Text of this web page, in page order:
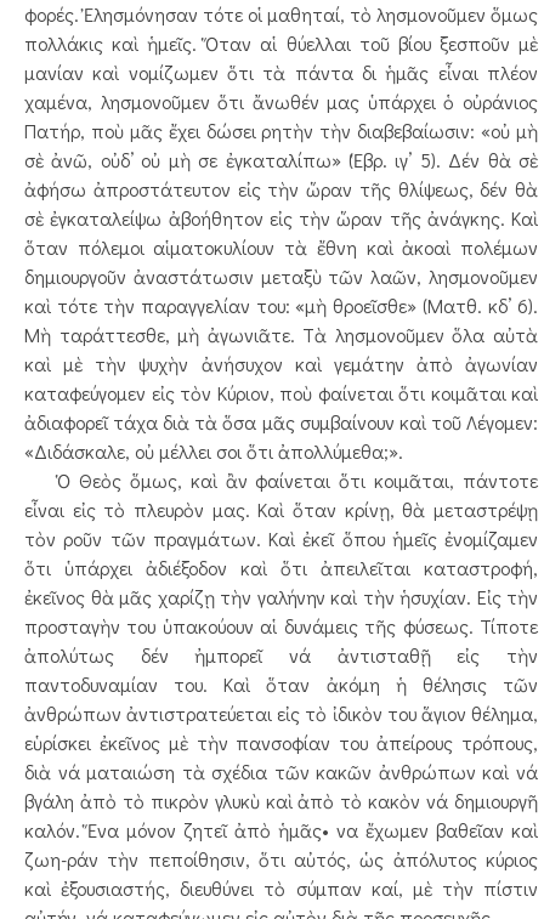
φορές. Ἐλησμόνησαν τότε οἱ μαθηταί, τὸ λησμονοῦμεν ὅμως
πολλάκις καὶ ἡμεῖς. Ὅταν αἱ θύελλαι τοῦ βίου ξεσποῦν μὲ
μανίαν καὶ νομίζωμεν ὅτι τὰ πάντα δι ἡμᾶς εἶναι πλέον
χαμένα, λησμονοῦμεν ὅτι ἄνωθέν μας ὑπάρχει ὁ οὐράνιος
Πατήρ, ποὺ μᾶς ἔχει δώσει ρητὴν τὴν διαβεβαίωσιν: «οὐ μὴ
σὲ ἀνῶ, οὐδ’ οὐ μὴ σε ἐγκαταλίπω» (Ἑβρ. ιγ’ 5). Δέν θὰ σὲ
ἀφήσω ἀπροστάτευτον εἰς τὴν ὥραν τῆς θλίψεως, δέν θὰ
σὲ ἐγκαταλείψω ἀβοήθητον εἰς τὴν ὥραν τῆς ἀνάγκης. Καὶ
ὅταν πόλεμοι αἱματοκυλίουν τὰ ἔθνη καὶ ἀκοαὶ πολέμων
δημιουργοῦν ἀναστάτωσιν μεταξὺ τῶν λαῶν, λησμονοῦμεν
καὶ τότε τὴν παραγγελίαν του: «μὴ θροεῖσθε» (Ματθ. κδ’ 6).
Μὴ ταράττεσθε, μὴ ἀγωνιᾶτε. Τὰ λησμονοῦμεν ὅλα αὐτὰ
καὶ μὲ τὴν ψυχὴν ἀνήσυχον καὶ γεμάτην ἀπὸ ἀγωνίαν
καταφεύγομεν εἰς τὸν Κύριον, ποὺ φαίνεται ὅτι κοιμᾶται καὶ
ἀδιαφορεῖ τάχα διὰ τὰ ὅσα μᾶς συμβαίνουν καὶ τοῦ Λέγομεν:
«Διδάσκαλε, οὐ μέλλει σοι ὅτι ἀπολλύμεθα;».
Ὁ Θεὸς ὅμως, καὶ ἂν φαίνεται ὅτι κοιμᾶται, πάντοτε
εἶναι εἰς τὸ πλευρὸν μας. Καὶ ὅταν κρίνῃ, θὰ μεταστρέψῃ
τὸν ροῦν τῶν πραγμάτων. Καὶ ἐκεῖ ὅπου ἡμεῖς ἐνομίζαμεν
ὅτι ὑπάρχει ἀδιέξοδον καὶ ὅτι ἀπειλεῖται καταστροφή,
ἐκεῖνος θὰ μᾶς χαρίζῃ τὴν γαλήνην καὶ τὴν ἡσυχίαν. Εἰς τὴν
προσταγὴν του ὑπακούουν αἱ δυνάμεις τῆς φύσεως. Τίποτε
ἀπολύτως δέν ἠμπορεῖ νά ἀντισταθῇ εἰς τὴν
παντοδυναμίαν του. Καὶ ὅταν ἀκόμη ἡ θέλησις τῶν
ἀνθρώπων ἀντιστρατεύεται εἰς τὸ ἰδικὸν του ἅγιον θέλημα,
εὑρίσκει ἐκεῖνος μὲ τὴν πανσοφίαν του ἀπείρους τρόπους,
διὰ νά ματαιώση τὰ σχέδια τῶν κακῶν ἀνθρώπων καὶ νά
βγάλη ἀπὸ τὸ πικρὸν γλυκὺ καὶ ἀπὸ τὸ κακὸν νά δημιουργῆ
καλόν. Ἕνα μόνον ζητεῖ ἀπὸ ἡμᾶς• να ἔχωμεν βαθεῖαν καὶ
ζωη-ράν τὴν πεποίθησιν, ὅτι αὐτός, ὡς ἀπόλυτος κύριος
καὶ ἐξουσιαστής, διευθύνει τὸ σύμπαν καί, μὲ τὴν πίστιν